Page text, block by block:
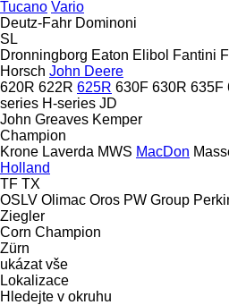
Tucano Vario
Deutz-Fahr Dominoni
SL
Dronningborg Eaton Elibol Fantini
Horsch John Deere
620R 622R 625R 630F 630R 635F
series H-series JD
John Greaves Kemper
Champion
Krone Laverda MWS MacDon
Holland
TF TX
OSLV Olimac Oros PW Group
Ziegler
Corn Champion
Zürn
ukázat vše
Lokalizace
Hledejte v okruhu